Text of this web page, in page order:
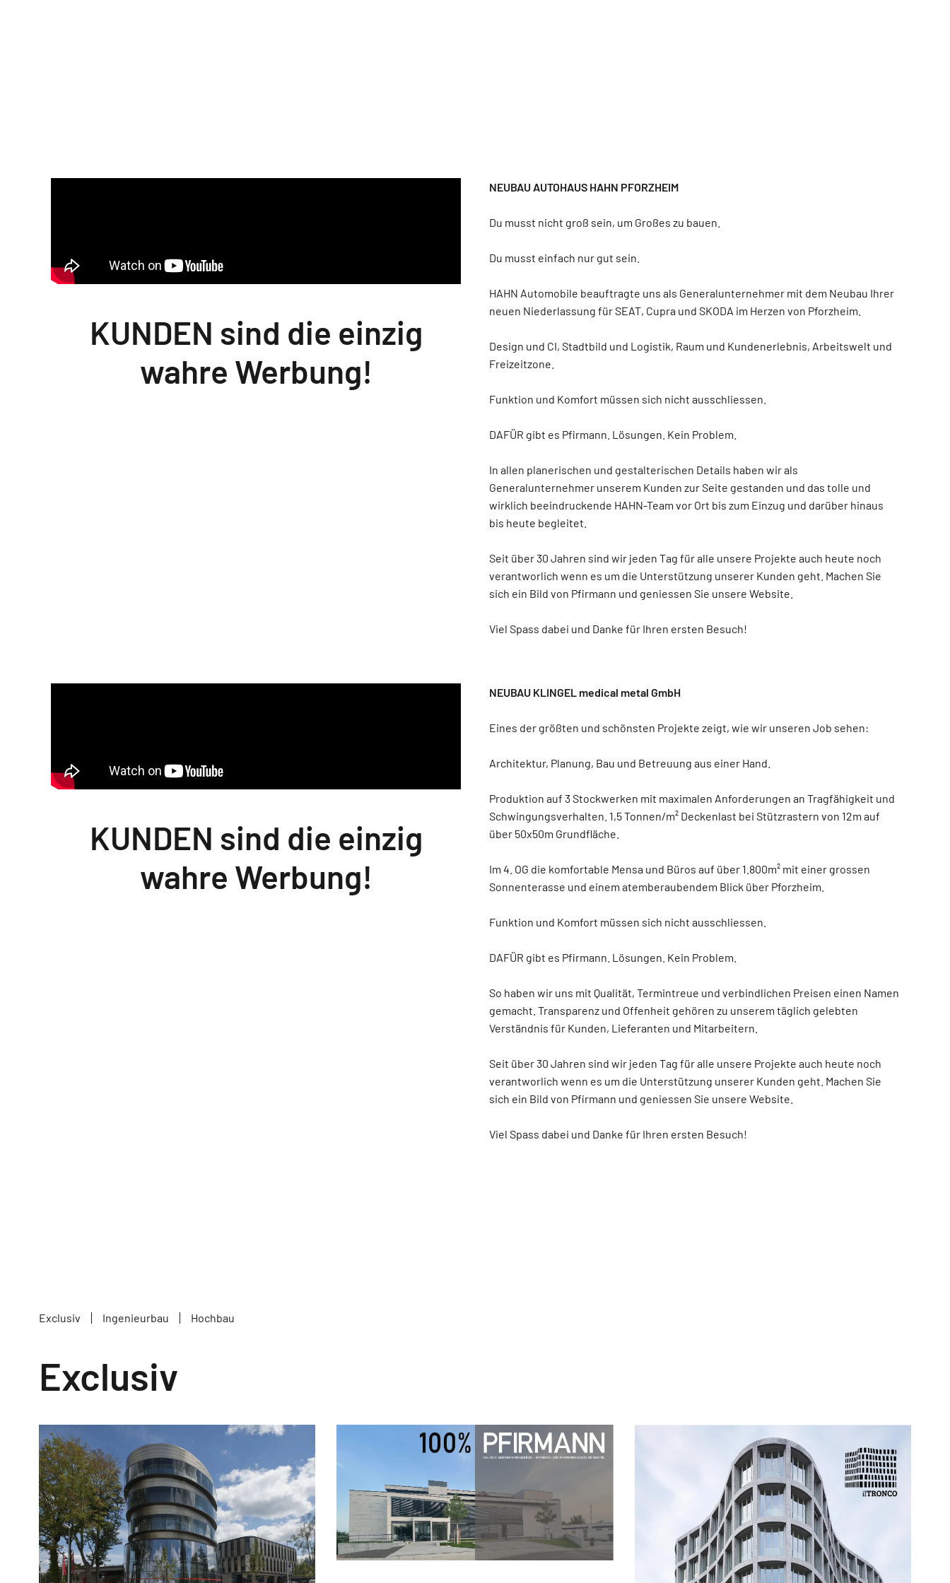
KUNDEN sind die einzig
wahre Werbung!
NEUBAU AUTOHAUS HAHN PFORZHEIM
Du musst nicht groß sein, um Großes zu bauen.
Du musst einfach nur gut sein.
HAHN Automobile beauftragte uns als Generalunternehmer mit dem Neubau Ihrer
neuen Niederlassung für SEAT, Cupra und SKODA im Herzen von Pforzheim.
Design und CI, Stadtbild und Logistik, Raum und Kundenerlebnis, Arbeitswelt und
Freizeitzone.
Funktion und Komfort müssen sich nicht ausschliessen.
DAFÜR gibt es Pfirmann. Lösungen. Kein Problem.
In allen planerischen und gestalterischen Details haben wir als
Generalunternehmer unserem Kunden zur Seite gestanden und das tolle und
wirklich beeindruckende HAHN-Team vor Ort bis zum Einzug und darüber hinaus
bis heute begleitet.
Seit über 30 Jahren sind wir jeden Tag für alle unsere Projekte auch heute noch
verantworlich wenn es um die Unterstützung unserer Kunden geht. Machen Sie
sich ein Bild von Pfirmann und geniessen Sie unsere Website.
Viel Spass dabei und Danke für Ihren ersten Besuch!
KUNDEN sind die einzig
wahre Werbung!
NEUBAU KLINGEL medical metal GmbH
Eines der größten und schönsten Projekte zeigt, wie wir unseren Job sehen:
Architektur, Planung, Bau und Betreuung aus einer Hand.
Produktion auf 3 Stockwerken mit maximalen Anforderungen an Tragfähigkeit und
Schwingungsverhalten. 1,5 Tonnen/m² Deckenlast bei Stützrastern von 12m auf
über 50x50m Grundfläche.
Im 4. OG die komfortable Mensa und Büros auf über 1.800m² mit einer grossen
Sonnenterasse und einem atemberaubendem Blick über Pforzheim.
Funktion und Komfort müssen sich nicht ausschliessen.
DAFÜR gibt es Pfirmann. Lösungen. Kein Problem.
So haben wir uns mit Qualität, Termintreue und verbindlichen Preisen einen Namen
gemacht. Transparenz und Offenheit gehören zu unserem täglich gelebten
Verständnis für Kunden, Lieferanten und Mitarbeitern.
Seit über 30 Jahren sind wir jeden Tag für alle unsere Projekte auch heute noch
verantworlich wenn es um die Unterstützung unserer Kunden geht. Machen Sie
sich ein Bild von Pfirmann und geniessen Sie unsere Website.
Viel Spass dabei und Danke für Ihren ersten Besuch!
Exclusiv Ingenieurbau Hochbau
Exclusiv